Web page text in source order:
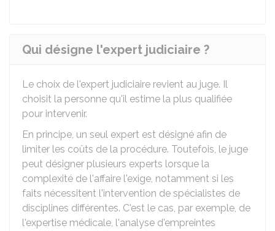
Qui désigne l'expert judiciaire ?
Le choix de l'expert judiciaire revient au juge. Il
choisit la personne qu'il estime la plus qualifiée
pour intervenir.
En principe, un seul expert est désigné afin de
limiter les coûts de la procédure. Toutefois, le juge
peut désigner plusieurs experts lorsque la
complexité de l'affaire l'exige, notamment si les
faits nécessitent l'intervention de spécialistes de
disciplines différentes. C'est le cas, par exemple, de
l'expertise médicale, l'analyse d'empreintes